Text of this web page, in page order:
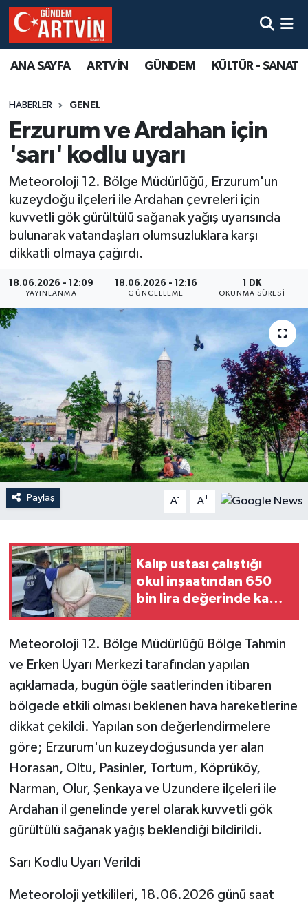
ANA SAYFA ARTVİN GÜNDEM KÜLTÜR - SANAT
HABERLER GENEL
Erzurum ve Ardahan için
'sarı' kodlu uyarı
Meteoroloji 12. Bölge Müdürlüğü, Erzurum'un
kuzeydoğu ilçeleri ile Ardahan çevreleri için
kuvvetli gök gürültülü sağanak yağış uyarısında
bulunarak vatandaşları olumsuzluklara karşı
dikkatli olmaya çağırdı.
18.06.2026 - 12:09
YAYINLANMA
18.06.2026 - 12:16
GÜNCELLEME
1 DK
OKUNMA SÜRESI
Paylaş A- A+
Kalıp ustası çalıştığı
okul inşaatından 650
bin lira değerinde kablo
Meteoroloji 12. Bölge Müdürlüğü Bölge Tahmin
ve Erken Uyarı Merkezi tarafından yapılan
açıklamada, bugün öğle saatlerinden itibaren
bölgede etkili olması beklenen hava hareketlerine
dikkat çekildi. Yapılan son değerlendirmelere
göre; Erzurum'un kuzeydoğusunda yer alan
Horasan, Oltu, Pasinler, Tortum, Köprüköy,
Narman, Olur, Şenkaya ve Uzundere ilçeleri ile
Ardahan il genelinde yerel olarak kuvvetli gök
gürültülü sağanak yağış beklendiği bildirildi.
Sarı Kodlu Uyarı Verildi
Meteoroloji yetkilileri, 18.06.2026 günü saat